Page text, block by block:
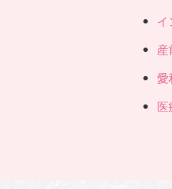
イ
産
愛
医